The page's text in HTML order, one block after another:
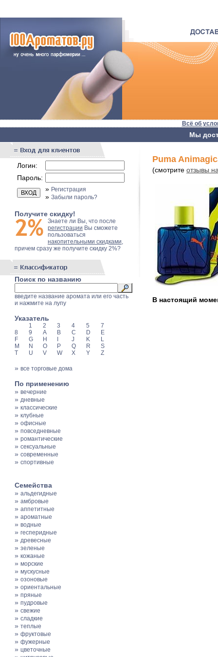
Всё об
Мы
Логин:
Пароль:
» Регистрация
» Забыли пароль?
Получите скидку!
Знаете ли Вы, что после
регистрации Вы сможете
пользоваться
накопительными скидками,
причем сразу же получите скидку 2%?
Поиск по названию
введите название аромата или его часть
и нажмите на лупу
Указатель
1 2 3 4 5
7
8
9 A B C D
E
F
G H J K
L
M
N O P Q R
S
T
U V W X Y Z
» все торговые дома
По применению
» вечерние
» дневные
» классические
» клубные
» офисные
» повседневные
» романтические
» сексуальные
» современные
» спортивные
Семейства
» альдегидные
» амбровые
» аппетитные
» ароматные
» водные
» гесперидные
» древесные
» зеленые
» кожаные
» морские
» мускусные
» озоновые
» ориентальные
» пряные
» пудровые
» свежие
» сладкие
» теплые
» фруктовые
» фужерные
» цветочные
Puma
(смотрите отзывы
В настоящий